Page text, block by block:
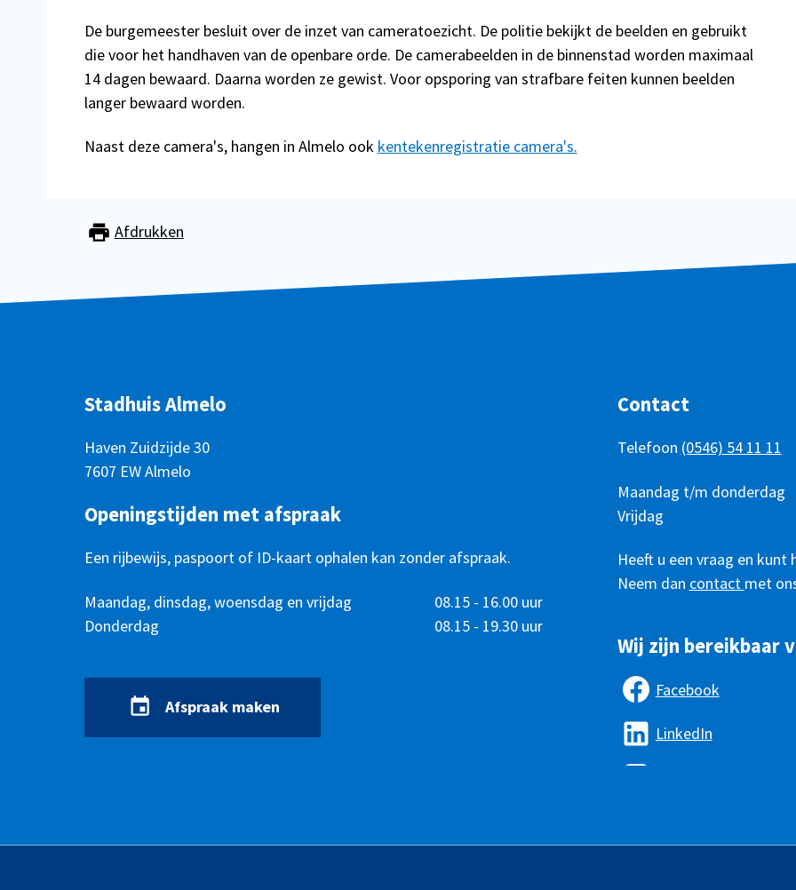
De burgemeester besluit over de inzet van cameratoezicht. De politie bekijkt de beelden en gebruikt
die voor het handhaven van de openbare orde. De camerabeelden in de binnenstad worden maximaal
14 dagen bewaard. Daarna worden ze gewist. Voor opsporing van strafbare feiten kunnen beelden
langer bewaard worden.
Naast deze camera's, hangen in Almelo ook kentekenregistratie camera's.
Afdrukken
Stadhuis Almelo
Haven Zuidzijde 30
7607 EW Almelo
Openingstijden met afspraak
Een rijbewijs, paspoort of ID-kaart ophalen kan zonder afspraak.
Openingstijden
DagTijd
Maandag, dinsdag, woensdag en vrijdag
08.15 - 16.00 uur
Donderdag
08.15 - 19.30 uur
Afspraak maken
Contact
Telefoon (0546) 54 11 11
Telefonisch
bereikbaar
DagTijd
Maandag t/m donderdag
Vrijdag
Heeft u een vraag en
Neem dan contact met
Wij zijn bereikbaar
Facebook
LinkedIn